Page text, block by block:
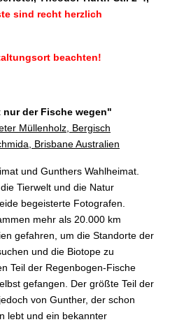
sind recht herzlich
beachten!
der Fische wegen"
Müllenholz, Bergisch
Brisbane Australien
und Gunthers Wahlheimat.
Tierwelt und die Natur
begeisterte Fotografen.
mehr als 20.000 km
gefahren, um die Standorte der
und die Biotope zu
Teil der Regenbogen-Fische
gefangen. Der größte Teil der
von Gunther, der schon
lebt und ein bekannter